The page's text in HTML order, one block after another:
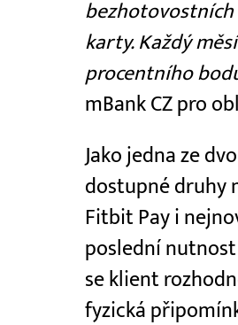
karty. Každý
procentního
mBank CZ pro
Jako jedna ze
dostupné druhy
Fitbit Pay i
poslední
se klient
fyzická